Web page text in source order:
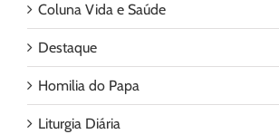
Coluna Vida e Saúde
Destaque
Homilia do Papa
Liturgia Diária